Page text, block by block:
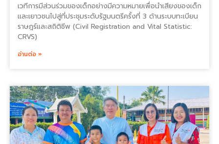
เวทีการมีส่วนร่วมของเด็กอย่างมีความหมายเพื่อนำเสียงของเด็ก
และเยาวชนไปสู่ที่ประชุมระดับรัฐมนตรีครั้งที่ 3 ด้านระบบทะเบียน
ราษฎร์และสถิติชีพ (Civil Registration and Vital Statistic:
CRVS)
อ่านต่อ »